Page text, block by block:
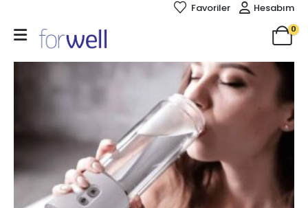
Favoriler Hesabım
0